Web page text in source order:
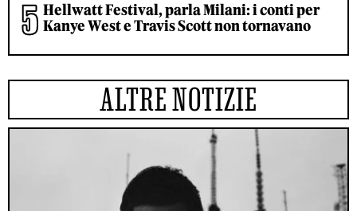
Hellwatt Festival, parla Milani: i conti per
Kanye West e Travis Scott non tornavano
ALTRE NOTIZIE